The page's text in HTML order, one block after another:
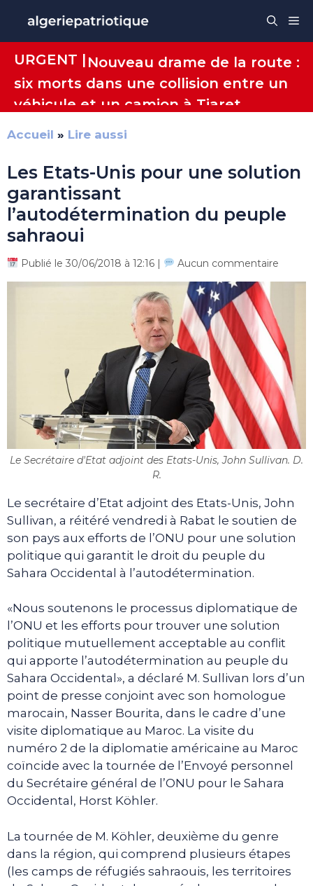
contenu
URGENT | Nouveau drame de la route :
six morts dans une collision entre un
véhicule et un camion à Tiaret
Accueil » Lire aussi
Les Etats-Unis pour une solution
garantissant
l’autodétermination du peuple
sahraoui
Publié le 30/06/2018 à 12:16 | Aucun commentaire
Le Secrétaire d'Etat adjoint des Etats-Unis, John Sullivan. D.
R.
Le secrétaire d’Etat adjoint des Etats-Unis, John
Sullivan, a réitéré vendredi à Rabat le soutien de
son pays aux efforts de l’ONU pour une solution
politique qui garantit le droit du peuple du
Sahara Occidental à l’autodétermination.
«Nous soutenons le processus diplomatique de
l’ONU et les efforts pour trouver une solution
politique mutuellement acceptable au conflit
qui apporte l’autodétermination au peuple du
Sahara Occidental», a déclaré M. Sullivan lors d’un
point de presse conjoint avec son homologue
marocain, Nasser Bourita, dans le cadre d’une
visite diplomatique au Maroc. La visite du
numéro 2 de la diplomatie américaine au Maroc
coïncide avec la tournée de l’Envoyé personnel
du Secrétaire général de l’ONU pour le Sahara
Occidental, Horst Köhler.
La tournée de M. Köhler, deuxième du genre
dans la région, qui comprend plusieurs étapes
(les camps de réfugiés sahraouis, les territoires